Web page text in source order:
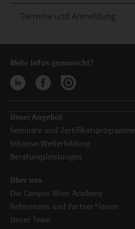
Termine und Anmeldung
Mehr Infos gewünscht?
Unser Angebot
Seminare und Zertifikatsprogramme
Inhouse-Weiterbildung
Beratungsleistungen
Über uns
Die Campus Wien Academy
Referenzen und Partner*innen
Unser Team